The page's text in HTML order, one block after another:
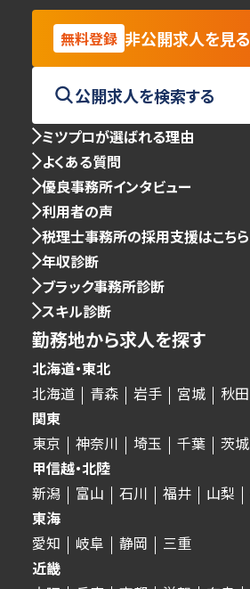
無料登録 非公開求人を見る
公開求人を検索する
ミツプロが選ばれる理由
よくある質問
優良事務所インタビュー
利用者の声
税理士事務所の採用支援はこちら
年収診断
ブラック事務所診断
スキル診断
勤務地から求人を探す
北海道・東北
北海道
青森 岩手 宮城 秋田
関東
東京
神奈川 埼玉 千葉 茨城
甲信越・北陸
新潟
富山 石川 福井 山梨
東海
愛知
岐阜 静岡
三重
近畿